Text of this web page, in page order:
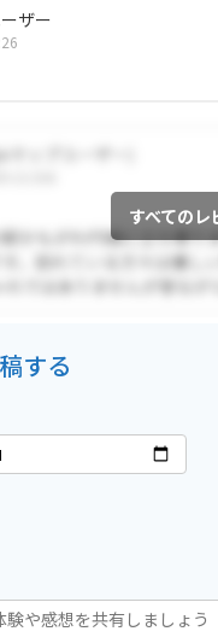
ザー
すべての
する